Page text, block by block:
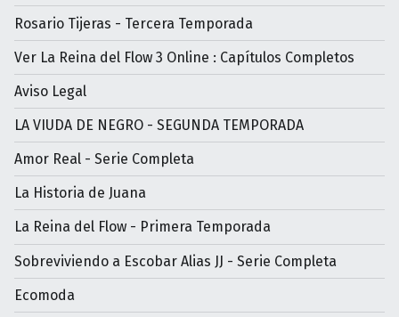
Rosario Tijeras - Tercera Temporada
Ver La Reina del Flow 3 Online : Capítulos Completos
Aviso Legal
LA VIUDA DE NEGRO - SEGUNDA TEMPORADA
Amor Real - Serie Completa
La Historia de Juana
La Reina del Flow - Primera Temporada
Sobreviviendo a Escobar Alias JJ - Serie Completa
Ecomoda